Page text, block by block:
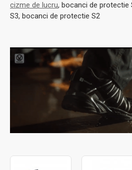
cizme de lucru, bocanci de protectie
S3, bocanci de protectie S2